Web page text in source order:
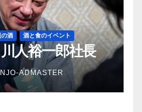
の酒 酒と食のイベント
人裕一郎社長
ADMASTER